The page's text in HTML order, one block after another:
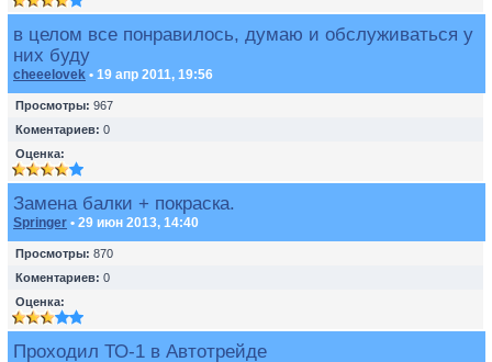
в целом все понравилось, думаю и обслуживаться у
них буду
cheeelovek • 19 апр 2011, 19:56
Просмотры: 967
Коментариев: 0
Оценка:
Замена балки + покраска.
Springer • 29 июн 2013, 14:40
Просмотры: 870
Коментариев: 0
Оценка:
Проходил ТО-1 в Автотрейде